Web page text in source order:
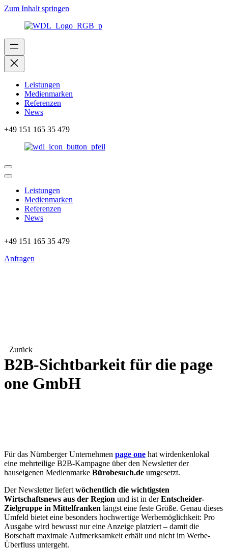
Zum Inhalt springen
Leistungen
Medienmarken
Referenzen
News
+49 151 165 35 479
Leistungen
Medienmarken
Referenzen
News
+49 151 165 35 479
Anfragen
Zurück
B2B-Sichtbarkeit für die page
one GmbH
Für das Nürnberger Unternehmen page one hat wirdenkenlokal
eine mehrteilige B2B-Kampagne über den Newsletter der
hauseigenen Medienmarke Bürobesuch.de umgesetzt.
Der Newsletter liefert wöchentlich die wichtigsten
Wirtschaftsnews aus der Region und ist in derEntscheider-
Zielgruppe in Mittelfranken längst eine feste Größe. Genau dieses
Umfeld bietet eine besonders hochwertige Werbemöglichkeit: Pro
Ausgabe wird bewusst nur eine Anzeige platziert – damit die
Botschaft maximale Aufmerksamkeit erhält und nicht im Werbe-
Überfluss untergeht.